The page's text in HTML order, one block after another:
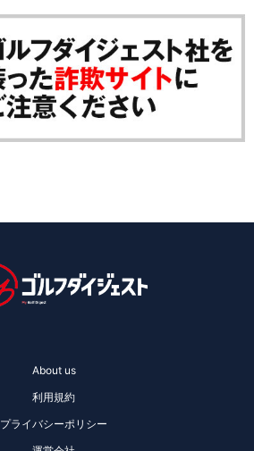
About us
利用規約
プライバシーポリシー